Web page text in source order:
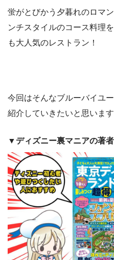
蛍がとびかう夕暮れのロマ
ンチスタイルのコース料理
も大人気のレストラン！
今回はそんなブルーバイユ
紹介していきたいと思います
▼ディズニー裏マニアの著